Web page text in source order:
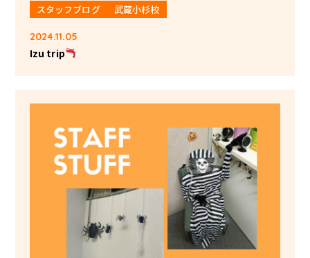
スタッフブログ 武蔵小杉校
2024.11.05
Izu trip